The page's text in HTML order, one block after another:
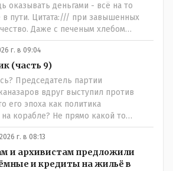
оказывать деньгами - всё на то
в пути. Цитата:/// при завышенных
Даже с печеным хлебом
и цвет........., по мне : - наша молочка
чем руссская и белоруская, а хлеб
бюджетный- он значительно
но самый вкусный хлеб в совхозных
белоруское не вкусное- наше
и натуральное Цитата:///В
республики все дешевле./// Что
- там продкты и фрукты-овощи
певцов тоже и провести той
там обойдётся в разы дешевле чем в
Кому доверять?/// Только себе: - за
г. в 09:04
(часть 9)
Председатель партии
вдруг выступил против
его эпоха как политика
на корабле? Не прямо какой то
Может он инопланетянин?
откуда, отжал у бывшего
целый холдинг и теперь против
Вот ни капельки ему не поверю,
г. в 08:13
и архивистам предложили
и кредиты на жильё в